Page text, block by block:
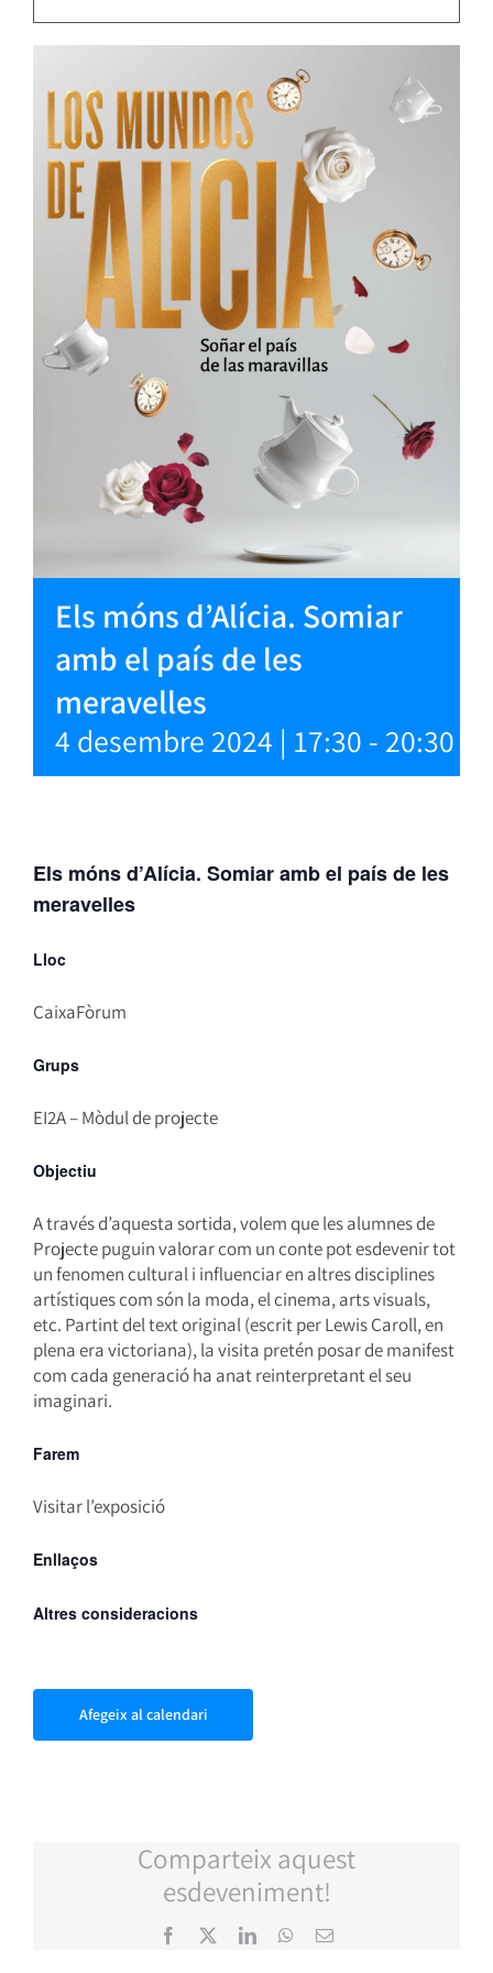
Els móns d’Alícia. Somiar
amb el país de les
meravelles
4 desembre 2024 | 17:30 - 20:30
Els móns d’Alícia. Somiar amb el país de les
meravelles
Lloc
CaixaFòrum
Grups
EI2A – Mòdul de projecte
Objectiu
A través d’aquesta sortida, volem que les alumnes de
Projecte puguin valorar com un conte pot esdevenir tot
un fenomen cultural i influenciar en altres disciplines
artístiques com són la moda, el cinema, arts visuals,
etc. Partint del text original (escrit per Lewis Caroll, en
plena era victoriana), la visita pretén posar de manifest
com cada generació ha anat reinterpretant el seu
imaginari.
Farem
Visitar l’exposició
Enllaços
Altres consideracions
Afegeix al calendari
Comparteix aquest
esdeveniment!
Facebook LinkedInWhatsApp
Email: